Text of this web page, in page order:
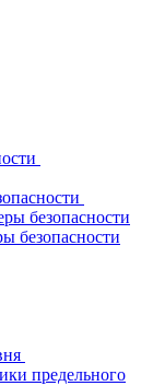
безопасности
безопасности
предельного